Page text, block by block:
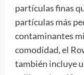
partículas finas
partículas más
contaminantes
comodidad, el
también incluye